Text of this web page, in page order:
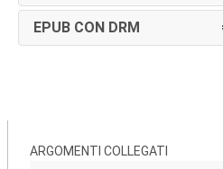
EPUB CON DRM
ARGOMENTI COLLEGATI